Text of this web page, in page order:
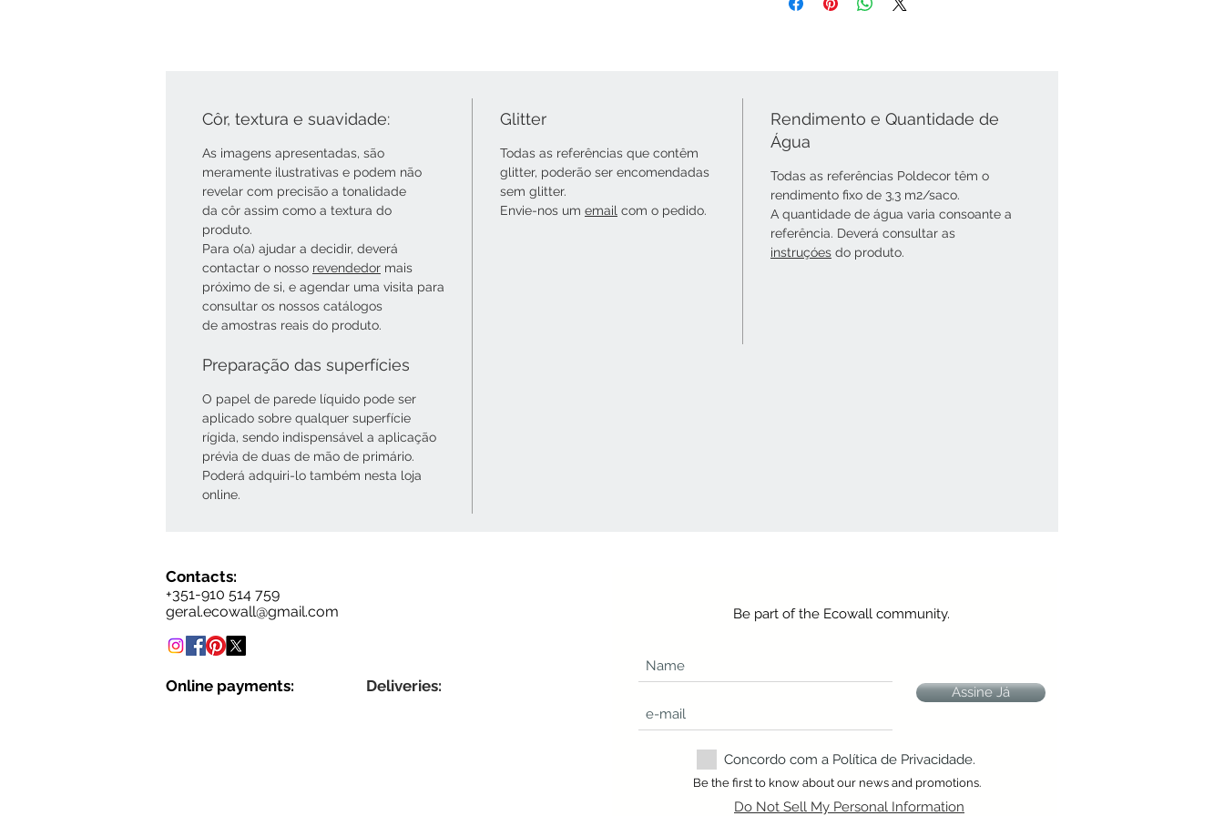
Côr, textura e suavidade:
As imagens apresentadas, são
meramente ilustrativas e podem não
revelar com precisão a tonalidade
da côr assim como a textura do
produto.
Para o(a) ajudar a decidir, deverá
contactar o nosso revendedor mais
próximo de si, e agendar uma visita para
consultar os nossos catálogos
de amostras reais do produto.
Glitter
Todas as referências que contêm
glitter, poderão ser encomendadas
sem glitter.
Envie-nos um email com o pedido.
Rendimento e Quantidade de
Água
Todas as referências Poldecor têm o
rendimento fixo de 3,3 m2/saco.
A quantidade de água varia consoante a
referência. Deverá consultar as
instruçóes do produto.
Preparação das superfícies
O papel de parede líquido pode ser
aplicado sobre qualquer superfície
rígida, sendo indispensável a aplicação
prévia de duas de mão de primário.
Poderá adquiri-lo também nesta loja
online.
Contacts:
+351-910 514 759
geral.ecowall@gmail.com
Online payments: Deliveries:
Be part of the Ecowall community.
Assine Já
Concordo com a Política de Privacidade.
Be the first to know about our news and promotions.
Do Not Sell My Personal Information